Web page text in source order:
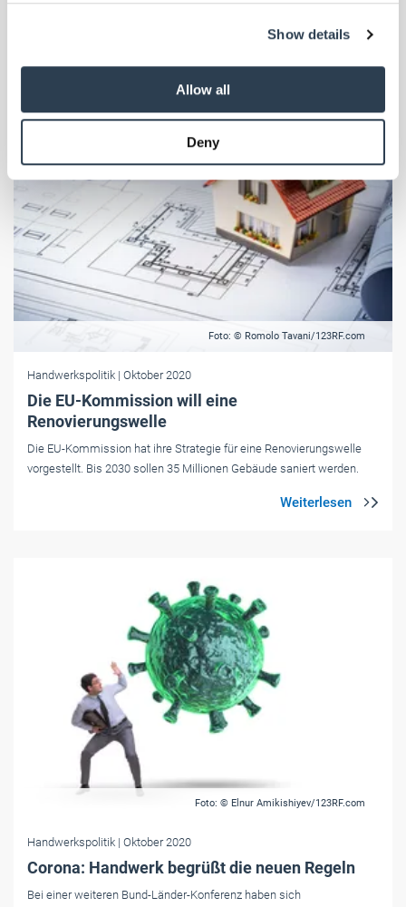
provide social media features and to analyse our traffic.
provided to them or that they’ve collected from your use
Weitere Informationen:Impressum Datenschutz
Show details
Allow all
Deny
Foto: © Romolo Tavani/123RF.com
Handwerkspolitik | Oktober 2020
Die EU-Kommission will eine
Renovierungswelle
Die EU-Kommission hat ihre Strategie für eine Renovierungswelle
vorgestellt. Bis 2030 sollen 35 Millionen Gebäude saniert werden.
Foto: © Elnur Amikishiyev/123RF.com
Handwerkspolitik | Oktober 2020
Corona: Handwerk begrüßt die neuen Regeln
Bei einer weiteren Bund-Länder-Konferenz haben sich